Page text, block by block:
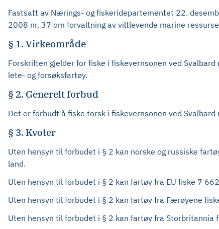
Fastsatt av Nærings- og fiskeridepartementet 22.
2008 nr. 37 om forvaltning av viltlevende marine
§ 1. Virkeområde
Forskriften gjelder for fiske i fiskevernsonen ved
lete- og forsøksfartøy.
§ 2. Generelt forbud
Det er forbudt å fiske torsk i fiskevernsonen ved
§ 3. Kvoter
Uten hensyn til forbudet i § 2 kan norske og russiske
land.
Uten hensyn til forbudet i § 2 kan fartøy fra EU fiske 7
Uten hensyn til forbudet i § 2 kan fartøy fra Færøyene
Uten hensyn til forbudet i § 2 kan fartøy fra